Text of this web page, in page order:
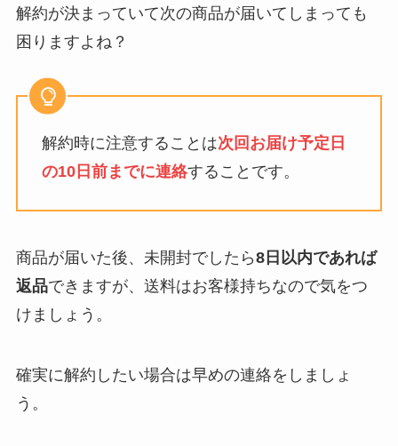
解約が決まっていて次の商品が届いてしまっても
困りますよね？
解約時に注意することは次回お届け予定日
の10日前までに連絡することです。
商品が届いた後、未開封でしたら8日以内であれば
返品できますが、送料はお客様持ちなので気をつ
けましょう。
確実に解約したい場合は早めの連絡をしましょ
う。